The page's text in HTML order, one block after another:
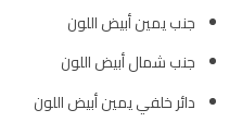
جنب يمين أبيض اللون
جنب شمال أبيض اللون
دائر خلفي يمين أبيض اللون